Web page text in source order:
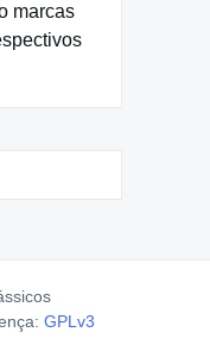
marcas
GPLv3